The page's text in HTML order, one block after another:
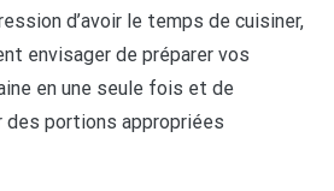
d’avoir le temps de cuisiner,
envisager de préparer vos
en une seule fois et de
des portions appropriées